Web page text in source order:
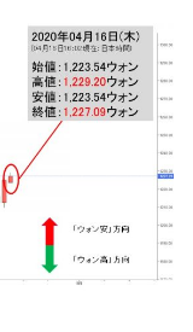
か。選管がサーバ
産対策で浅薄な発
資に不適格な国
量を増やしま
ないのか？
り1,214.4億ド